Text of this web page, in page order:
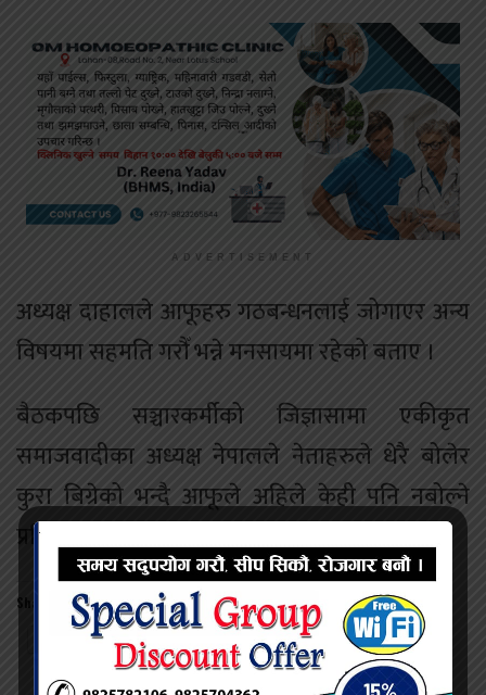
ADVERTISEMENT
अध्यक्ष दाहालले आफूहरु गठबन्धनलाई जोगाएर अन्य
विषयमा सहमति गरौँ भन्ने मनसायमा रहेको बताए ।
बैठकपछि सञ्चारकर्मीको जिज्ञासामा एकीकृत
समाजवादीका अध्यक्ष नेपालले नेताहरुले धेरै बोलेर
कुरा बिग्रेको भन्दै आफूले अहिले केही पनि नबोल्ने
प्रतिक्रिया दिए ।
Share this:
Twitter